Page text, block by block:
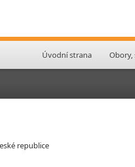
Úvodní strana Obory,
republice